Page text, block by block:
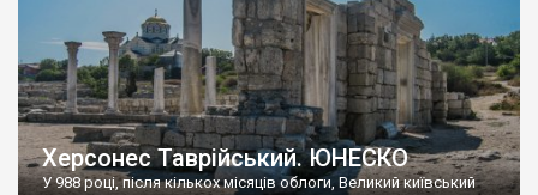
Херсонес Таврійський. ЮНЕСКО
У 988 році, після кількох місяців облоги, Великий київський